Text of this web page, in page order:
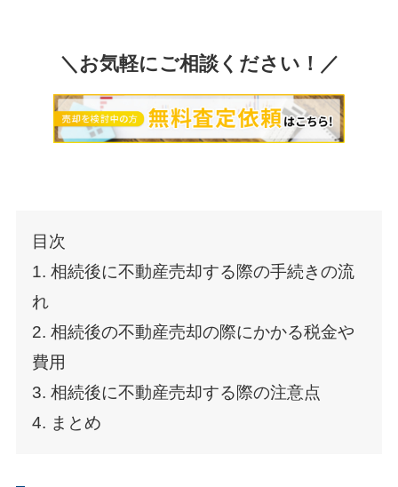
＼お気軽にご相談ください！／
目次
1. 相続後に不動産売却する際の手続きの流
れ
2. 相続後の不動産売却の際にかかる税金や
費用
3. 相続後に不動産売却する際の注意点
4. まとめ